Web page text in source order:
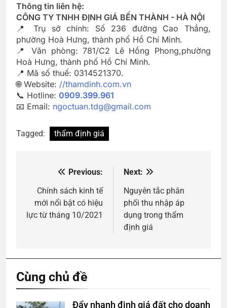
Thông tin liên hệ:
CÔNG TY TNHH ĐỊNH GIÁ BẾN THÀNH - HÀ NỘI
📍 Trụ sở chính: Số 236 đường Cao Thắng,
phường Hoà Hưng, thành phố Hồ Chí Minh.
📍 Văn phòng: 781/C2 Lê Hồng Phong,phường
Hoà Hưng, thành phố Hồ Chí Minh.
📍 Mã số thuế: 0314521370.
🌐 Website: //thamdinh.com.vn
📞 Hotline: 0909.399.961
📧 Email: ngoctuan.tdg@gmail.com
Tagged: thẩm định giá
hướng
bài
Previous:
Chính sách kinh tế
mới nổi bật có hiệu
lực từ tháng 10/2021
Next:
Nguyên tắc phân
phối thu nhập áp
dụng trong thẩm
định giá
Cùng chủ đề
Đẩy nhanh định giá đất cho doanh